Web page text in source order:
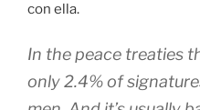
con ella.
In the peace treaties
only 2.4% of